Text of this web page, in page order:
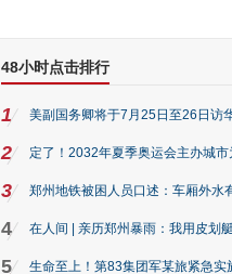
48小时点击排行
1 美副国务卿将于7月25日至26日访
2 定了！2032年夏季奥运会主办城
3 郑州地铁被困人员口述：车厢外水
4 在人间 | 亲历郑州暴雨：我用皮划
5 生命至上！第83集团军某旅紧急实